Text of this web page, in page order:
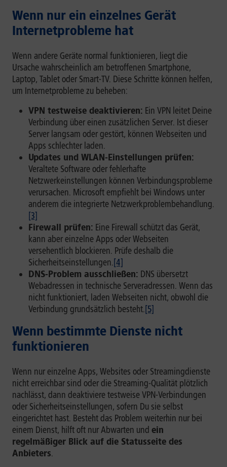
Wenn nur ein einzelnes Gerät
Internetprobleme hat
Wenn andere Geräte normal funktionieren, liegt die
Ursache wahrscheinlich am betroffenen Smartphone,
Laptop, Tablet oder Smart-TV. Diese Schritte können helfen,
um Internetprobleme zu beheben:
VPN testweise deaktivieren: Ein VPN leitet Deine
Verbindung über einen zusätzlichen Server. Ist dieser
Server langsam oder gestört, können Webseiten und
Apps schlechter laden.
Updates und WLAN-Einstellungen prüfen:
Veraltete Software oder fehlerhafte
Netzwerkeinstellungen können Verbindungsprobleme
verursachen. Microsoft empfiehlt bei Windows unter
anderem die integrierte Netzwerkproblembehandlung.
[3]
Firewall prüfen: Eine Firewall schützt das Gerät,
kann aber einzelne Apps oder Webseiten
versehentlich blockieren. Prüfe deshalb die
Sicherheitseinstellungen.[4]
DNS-Problem ausschließen: DNS übersetzt
Webadressen in technische Serveradressen. Wenn das
nicht funktioniert, laden Webseiten nicht, obwohl die
Verbindung grundsätzlich besteht.[5]
Wenn bestimmte Dienste nicht
funktionieren
Wenn nur einzelne Apps, Websites oder Streamingdienste
nicht erreichbar sind oder die Streaming-Qualität plötzlich
nachlässt, dann deaktiviere testweise VPN-Verbindungen
oder Sicherheitseinstellungen, sofern Du sie selbst
eingerichtet hast. Besteht das Problem weiterhin nur bei
einem Dienst, hilft oft nur Abwarten und ein
regelmäßiger Blick auf die Statusseite des
Anbieters.